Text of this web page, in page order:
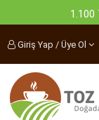
1.100
Giriş Yap / Üye Ol